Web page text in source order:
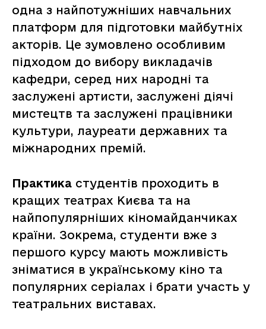
одна з найпотужніших навчальних
платформ для підготовки майбутніх
акторів. Це зумовлено особливим
підходом до вибору викладачів
кафедри, серед них народні та
заслужені артисти, заслужені діячі
мистецтв та заслужені працівники
культури, лауреати державних та
міжнародних премій.
Практика студентів проходить в
кращих театрах Києва та на
найпопулярніших кіномайданчиках
країни. Зокрема, студенти вже з
першого курсу мають можливість
зніматися в українському кіно та
популярних серіалах і брати участь у
театральних виставах.